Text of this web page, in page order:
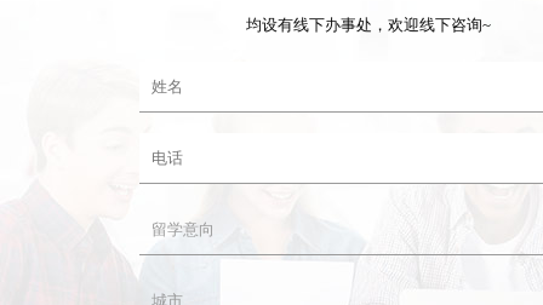
均设有线下办事处，欢迎线下咨询~